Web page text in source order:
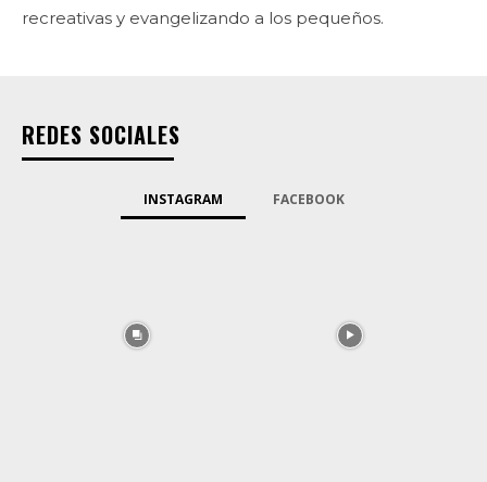
recreativas y evangelizando a los pequeños.
REDES SOCIALES
INSTAGRAM FACEBOOK